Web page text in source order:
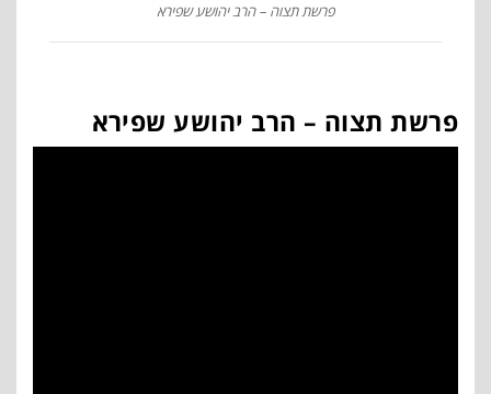
פרשת תצוה – הרב יהושע שפירא
פרשת תצוה – הרב יהושע שפירא